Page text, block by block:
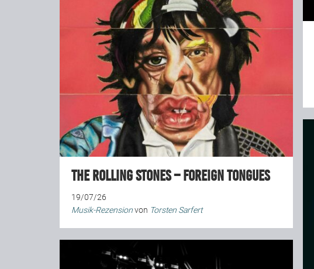
The Rolling Stones – Foreign Tongues
19/07/26
Musik-Rezensionvon Torsten Sarfert